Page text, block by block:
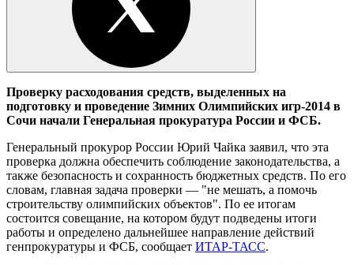
Проверку расходования средств, выделенных на
подготовку и проведение Зимних Олимпийских игр-2014 в
Сочи начали Генеральная прокуратура России и ФСБ.
Генеральный прокурор России Юрий Чайка заявил, что эта
проверка должна обеспечить соблюдение законодательства, а
также безопасность и сохранность бюджетных средств. По его
словам, главная задача проверки — "не мешать, а помочь
строительству олимпийских объектов". По ее итогам
состоится совещание, на котором будут подведены итоги
работы и определено дальнейшее направление действий
генпрокуратуры и ФСБ, сообщает ИТАР-ТАСС.